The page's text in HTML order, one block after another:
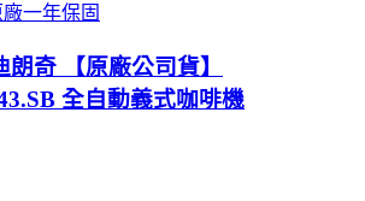
一年保固
奇 【原廠公司貨】
全自動義式咖啡機